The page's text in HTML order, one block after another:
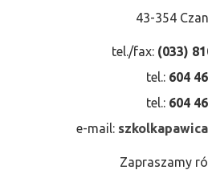
43-354
tel./fax:(033)
tel.:604
tel.:604
e-mail:
Zapraszamy